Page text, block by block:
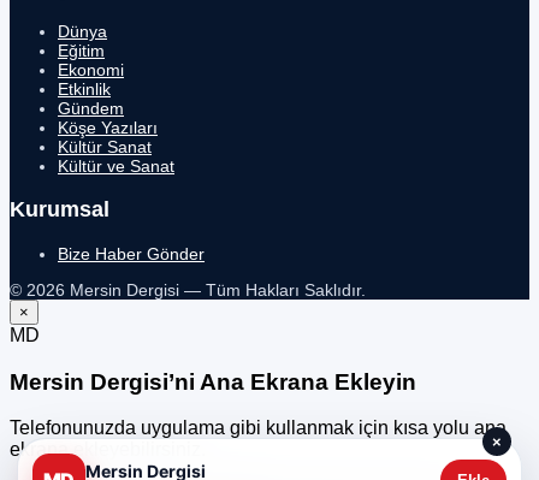
Dünya
Eğitim
Ekonomi
Etkinlik
Gündem
Köşe Yazıları
Kültür Sanat
Kültür ve Sanat
Kurumsal
Bize Haber Gönder
© 2026 Mersin Dergisi — Tüm Hakları Saklıdır.
×
MD
Mersin Dergisi’ni Ana Ekrana Ekleyin
Telefonunuzda uygulama gibi kullanmak için kısa yolu ana
ekrana ekleyebilirsiniz.
×
Mersin Dergisi